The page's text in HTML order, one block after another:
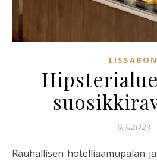
LISSABON
9.5.2023
Rauhallisen hotelliaamupalan ja aamutoimien jälkeen